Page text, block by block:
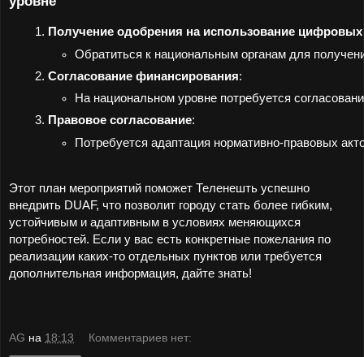
Получение одобрения на использование цифровых
Обратиться к национальным органам для
Согласование финансирования:
На национальном уровне потребуется
Правовое согласование:
Потребуется адаптация нормативно-правовых
Этот план мероприятий поможет Теленешть успешно
внедрить DUAF, что позволит городу стать более гибким,
устойчивым и адаптивным в условиях меняющихся
потребностей. Если у вас есть конкретные пожелания по
реализации каких-то отдельных пунктов или требуется
дополнительная информация, дайте знать!
AG на 18:13 Комментариев нет: